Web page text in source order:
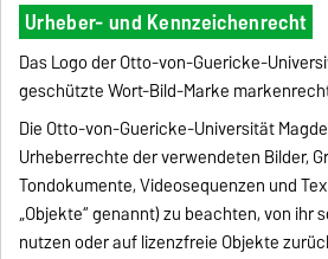
Urheber- und Kennzeichenrecht
Das Logo der Otto-von-Guericke-
geschützte Wort-Bild-Marke
Die Otto-von-Guericke-Universität
Urheberrechte der verwendeten Bilder,
Tondokumente, Videosequenzen und
„Objekte“ genannt) zu beachten, von ihr
nutzen oder auf lizenzfreie Objekte